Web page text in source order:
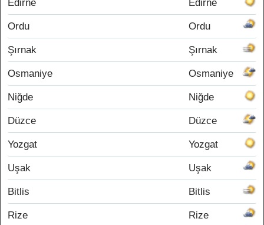
Edirne Edirne
Ordu Ordu
Şırnak Şırnak
Osmaniye Osmaniye
Niğde Niğde
Düzce Düzce
Yozgat Yozgat
Uşak Uşak
Bitlis Bitlis
Rize Rize